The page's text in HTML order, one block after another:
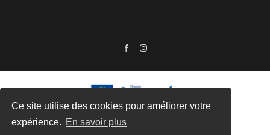
Ce site utilise des cookies pour améliorer votre
expérience. En savoir plus
Ce site a été financé par l’Union Européenne dans le cadre du
programme FEDER-FSE+ Réunion dont l’Autorité de gestion est la